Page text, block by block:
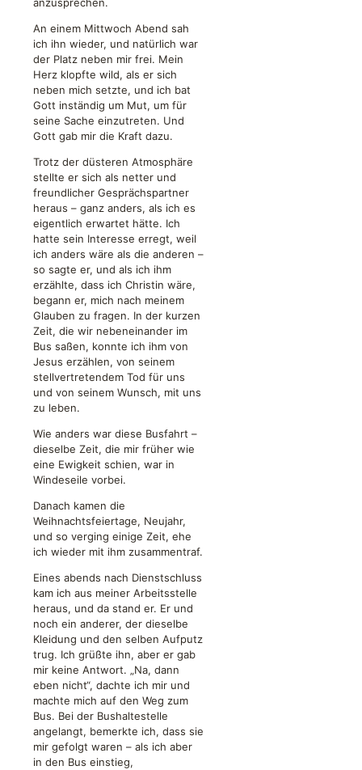
An einem Mittwoch Abend sah
ich ihn wieder, und natürlich war
der Platz neben mir frei. Mein
Herz klopfte wild, als er sich
neben mich setzte, und ich bat
Gott inständig um Mut, um für
seine Sache einzutreten. Und
Gott gab mir die Kraft dazu.
Trotz der düsteren Atmosphäre
stellte er sich als netter und
freundlicher Gesprächspartner
heraus – ganz anders, als ich es
eigentlich erwartet hätte. Ich
hatte sein Interesse erregt, weil
ich anders wäre als die anderen –
so sagte er, und als ich ihm
erzählte, dass ich Christin wäre,
begann er, mich nach meinem
Glauben zu fragen. In der kurzen
Zeit, die wir nebeneinander im
Bus saßen, konnte ich ihm von
Jesus erzählen, von seinem
stellvertretendem Tod für uns
und von seinem Wunsch, mit uns
zu leben.
Wie anders war diese Busfahrt –
dieselbe Zeit, die mir früher wie
eine Ewigkeit schien, war in
Windeseile vorbei.
Danach kamen die
Weihnachtsfeiertage, Neujahr,
und so verging einige Zeit, ehe
ich wieder mit ihm zusammentraf.
Eines abends nach Dienstschluss
kam ich aus meiner Arbeitsstelle
heraus, und da stand er. Er und
noch ein anderer, der dieselbe
Kleidung und den selben Aufputz
trug. Ich grüßte ihn, aber er gab
mir keine Antwort. „Na, dann
eben nicht“, dachte ich mir und
machte mich auf den Weg zum
Bus. Bei der Bushaltestelle
angelangt, bemerkte ich, dass sie
mir gefolgt waren – als ich aber
in den Bus einstieg,